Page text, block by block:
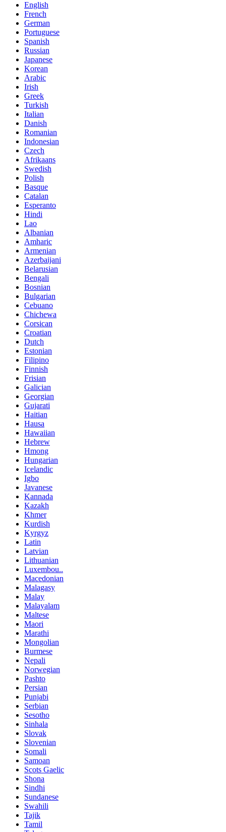
English
French
German
Portuguese
Spanish
Russian
Japanese
Korean
Arabic
Irish
Greek
Turkish
Italian
Danish
Romanian
Indonesian
Czech
Afrikaans
Swedish
Polish
Basque
Catalan
Esperanto
Hindi
Lao
Albanian
Amharic
Armenian
Azerbaijani
Belarusian
Bengali
Bosnian
Bulgarian
Cebuano
Chichewa
Corsican
Croatian
Dutch
Estonian
Filipino
Finnish
Frisian
Galician
Georgian
Gujarati
Haitian
Hausa
Hawaiian
Hebrew
Hmong
Hungarian
Icelandic
Igbo
Javanese
Kannada
Kazakh
Khmer
Kurdish
Kyrgyz
Latin
Latvian
Lithuanian
Luxembou..
Macedonian
Malagasy
Malay
Malayalam
Maltese
Maori
Marathi
Mongolian
Burmese
Nepali
Norwegian
Pashto
Persian
Punjabi
Serbian
Sesotho
Sinhala
Slovak
Slovenian
Somali
Samoan
Scots Gaelic
Shona
Sindhi
Sundanese
Swahili
Tajik
Tamil